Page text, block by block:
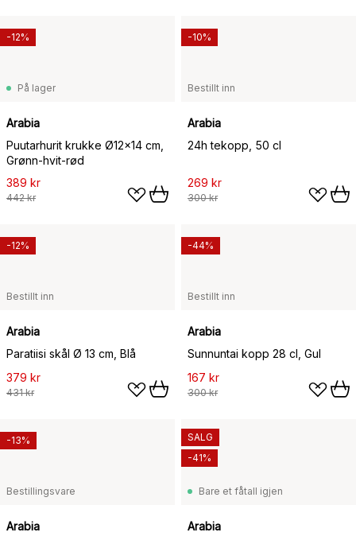
På lager
Arabia
Puutarhurit krukke Ø12x14 cm,
Grønn-hvit-rød
389 kr
442 kr
-12%
Bestillt inn
Arabia
24h tekopp, 50 cl
269 kr
300 kr
-10%
Bestillt inn
Arabia
Paratiisi skål Ø 13 cm, Blå
379 kr
431 kr
-12%
Bestillt inn
Arabia
Sunnuntai kopp 28 cl, Gul
167 kr
300 kr
-44%
Bestillingsvare
Arabia
-13%
Bare et fåtall igjen
Arabia
SALG
-41%